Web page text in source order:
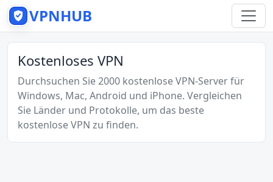
VPNHUB
Kostenloses VPN
Durchsuchen Sie 2000 kostenlose VPN-Server für
Windows, Mac, Android und iPhone. Vergleichen
Sie Länder und Protokolle, um das beste
kostenlose VPN zu finden.